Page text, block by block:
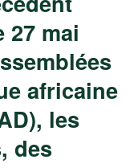
27 mai
africaine
les
des